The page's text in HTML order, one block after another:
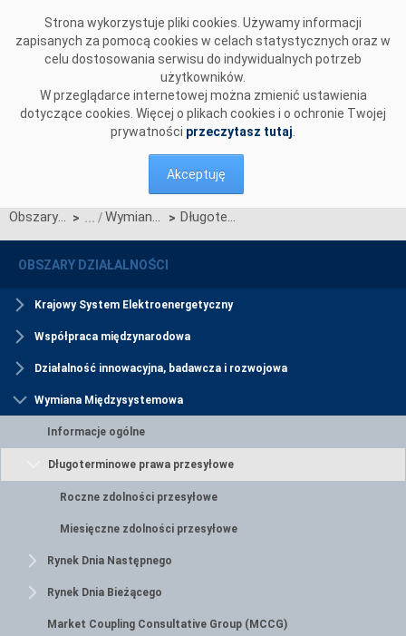
Strona wykorzystuje pliki cookies. Używamy informacji
zapisanych za pomocą cookies w celach statystycznych oraz w
celu dostosowania serwisu do indywidualnych potrzeb
użytkowników.
W przeglądarce internetowej można zmienić ustawienia
dotyczące cookies. Więcej o plikach cookies i o ochronie Twojej
prywatności przeczytasz tutaj
Akceptuję
Obszary działalności > Wymiana Międzysystemowa > Długoterminowe prawa przesyłowe
OBSZARY DZIAŁALNOŚCI
Krajowy System Elektroenergetyczny
Współpraca międzynarodowa
Działalność innowacyjna, badawcza i rozwojowa
Wymiana Międzysystemowa
Informacje ogólne
Długoterminowe prawa przesyłowe
Roczne zdolności przesyłowe
Miesięczne zdolności przesyłowe
Rynek Dnia Następnego
Rynek Dnia Bieżącego
Market Coupling Consultative Group (MCCG)